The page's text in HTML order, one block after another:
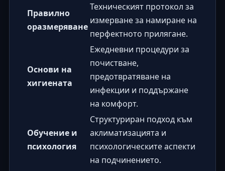
Правилно
оразмеряване
Техническият протокол за
измерване за намиране на
перфектното прилягане.
Основи на
хигиената
Ежедневни процедури за
почистване,
предотвратяване на
инфекции и поддържане
на комфорт.
Обучение и
психология
Структуриран подход към
аклиматизацията и
психологическите аспекти
на подчинението.